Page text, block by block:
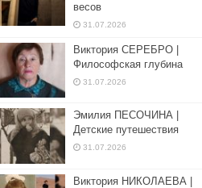
весов
31.07.2026
Виктория СЕРЕБРО |
Философская глубина
31.07.2026
Эмилия ПЕСОЧИНА |
Детские путешествия
31.07.2026
Виктория НИКОЛАЕВА |